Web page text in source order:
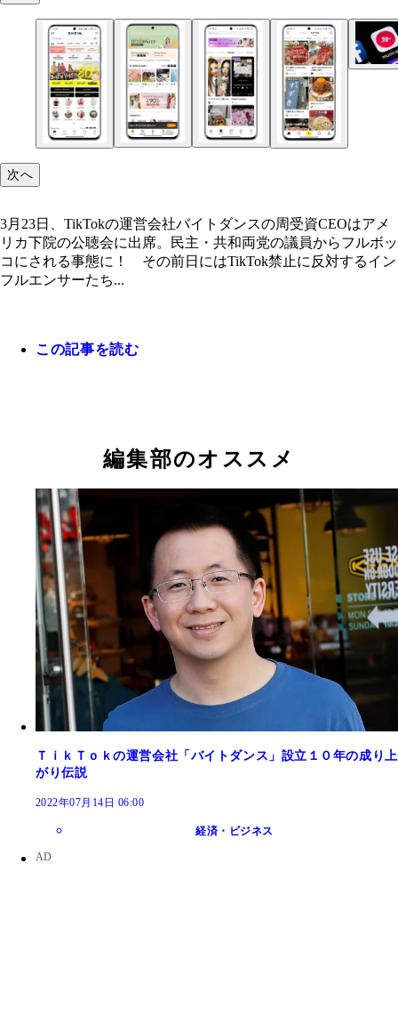
『SHEIN』 アメリカでの流通総額が3兆円を突破
国発の越境EC。10代から30代の世代に特に人気で
やライバルはAmazonのみ！ 昨年は日本でも大ブ
して定番化
『Temu』 SHEINを猛追中のEC。今年2月、スー
ウルにCMを配信して一気に知名度アップ。安かろ
かろう路線だが、SHEINをしのぐ爆安価格で全米
食する人気ECに！
『CapCut』 豊富なテンプレート、丁寧な解説の
トリアルが実装され、縦横問わず動画の簡単編集
能。月間アクティブユーザーが1億人を突破した、
ダンスの次期主力アプリ
『Lemon8』 ファッション、メイク、旅行、グル
がカテゴライズされ、そこに動画を投稿できる
リ。インスタ的な使いこなしができ、すでにＺ世
心にブレイクしている
2017年、バイトダンスはアメリカ進出するにあた
当時すでに一定のファンを獲得していたショート
プリ「musical.ly」を買収。翌年にはmusical.lyの機
TikTokに統合した
3月23日、TikTokの運営会社バイトダンスの周受資
アメリカ下院の公聴会に出席。民主・共和両党の
らフルボッコにされる事態に！ その前日には
次へ
3月23日、TikTokの運営会社バイトダンスの周受資CEOはアメ
リカ下院の公聴会に出席。民主・共和両党の議員からフルボッ
コにされる事態に！ その前日にはTikTok禁止に反対するイン
フルエンサーたち...
この記事を読む
編集部のオススメ
ＴｉｋＴｏｋの運営会社「バイトダンス」設立１０年の成り上
がり伝説
2022年07月14日 06:00
経済・ビジネス